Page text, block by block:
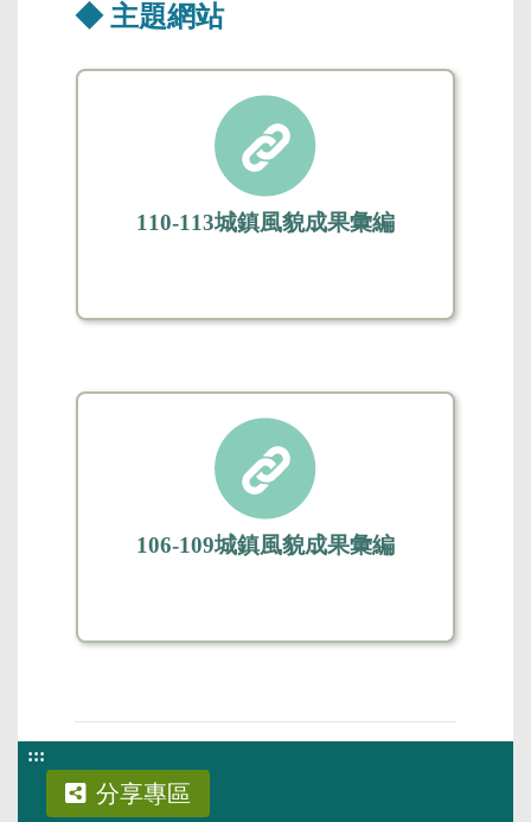
◆ 主題網站
110-113城鎮風貌成果彙編
106-109城鎮風貌成果彙編
:::
分享專區